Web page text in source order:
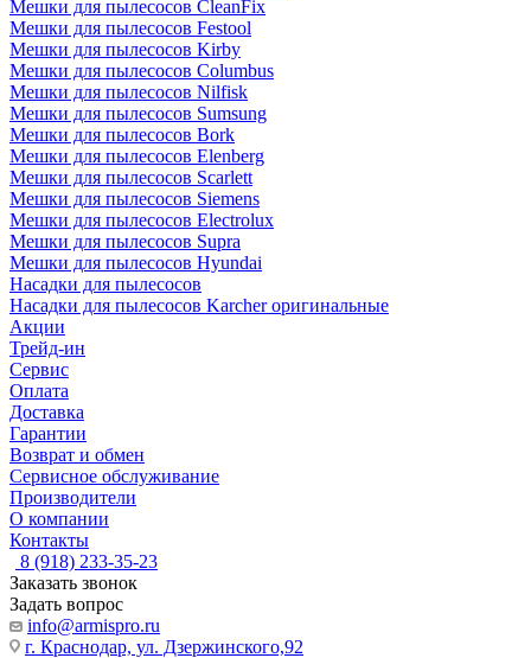
Мешки для пылесосов CleanFix
Мешки для пылесосов Festool
Мешки для пылесосов Kirby
Мешки для пылесосов Columbus
Мешки для пылесосов Nilfisk
Мешки для пылесосов Sumsung
Мешки для пылесосов Bork
Мешки для пылесосов Elenberg
Мешки для пылесосов Scarlett
Мешки для пылесосов Siemens
Мешки для пылесосов Electrolux
Мешки для пылесосов Supra
Мешки для пылесосов Hyundai
Насадки для пылесосов
Насадки для пылесосов Karcher оригинальные
Акции
Трейд-ин
Сервис
Оплата
Доставка
Гарантии
Возврат и обмен
Сервисное обслуживание
Производители
О компании
Контакты
8 (918) 233-35-23
Заказать звонок
Задать вопрос
info@armispro.ru
г. Краснодар, ул. Дзержинского,92